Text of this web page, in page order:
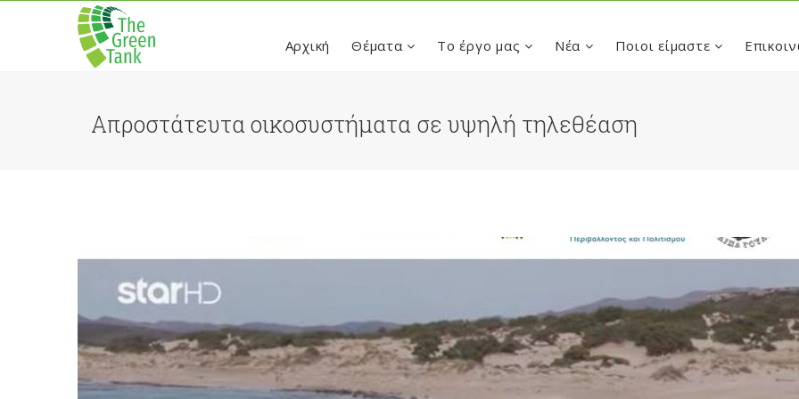
Αρχική Θέματα Το έργο μας Νέα Ποιοι είμαστε
Απροστάτευτα οικοσυστήματα σε υψηλή τηλεθέαση